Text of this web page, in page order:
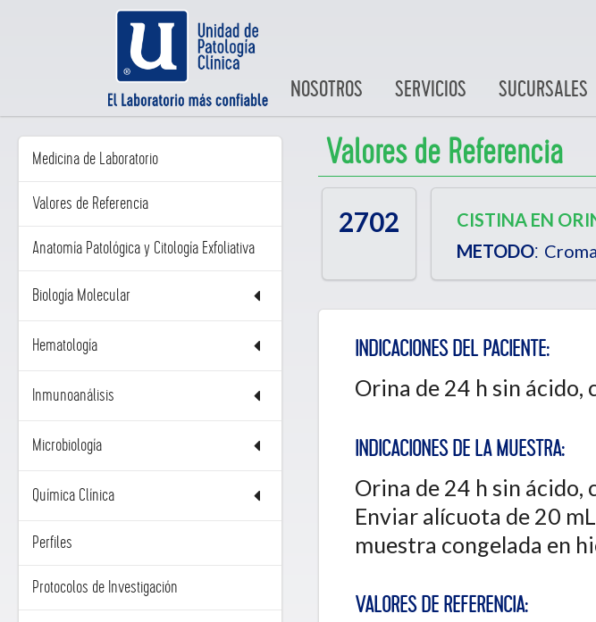
NOSOTROS SERVICIOS SUCURSALES
Medicina de Laboratorio
Valores de Referencia
Anatomía Patológica y Citología Exfoliativa
Biología Molecular
Hematología
Inmunoanálisis
Microbiología
Química Clínica
Perfiles
Protocolos de Investigación
Valores de Referencia
2702
CISTINA EN
METODO:
INDICACIONES DEL PACIENTE:
Orina de 24 h sin
INDICACIONES DE LA MUESTRA:
Orina de 24 h sin
Enviar alícuota de 20
muestra congelada en
VALORES DE REFERENCIA: